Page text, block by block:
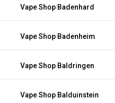
Vape Shop Badenhard
Vape Shop Badenheim
Vape Shop Baldringen
Vape Shop Balduinstein